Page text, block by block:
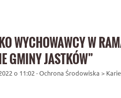
WYCHOWAWCY W
GMINY JASTKÓW”
o 11:02 · Ochrona Środowiska >